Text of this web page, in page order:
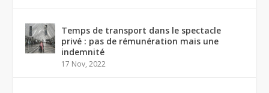
Temps de transport dans le spectacle
privé : pas de rémunération mais une
indemnité
17 Nov, 2022